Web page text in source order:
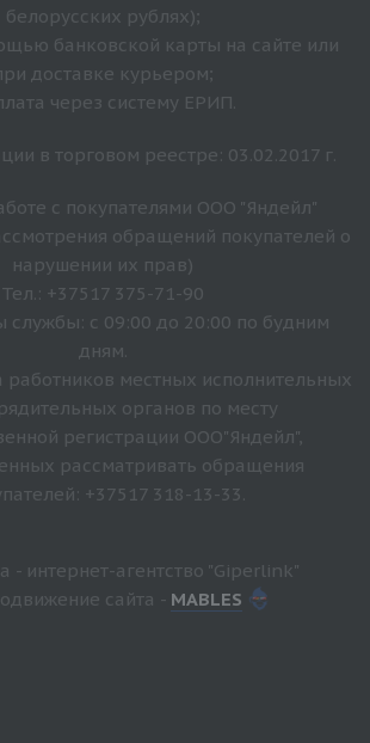
белорусских рублях);
банковской карты на сайте или
доставке курьером;
через систему ЕРИП.
в торговом реестре: 03.02.2017 г.
с покупателями ООО "Яндейл"
обращений покупателей о
нарушении их прав)
Тел.: +37517 375-71-90
службы: с 09:00 до 20:00 по будним
дням.
местных исполнительных
органов по месту
регистрации ООО"Яндейл",
рассматривать обращения
+37517 318-13-33.
- интернет-агентство "Giperlink"
сайта - MABLES